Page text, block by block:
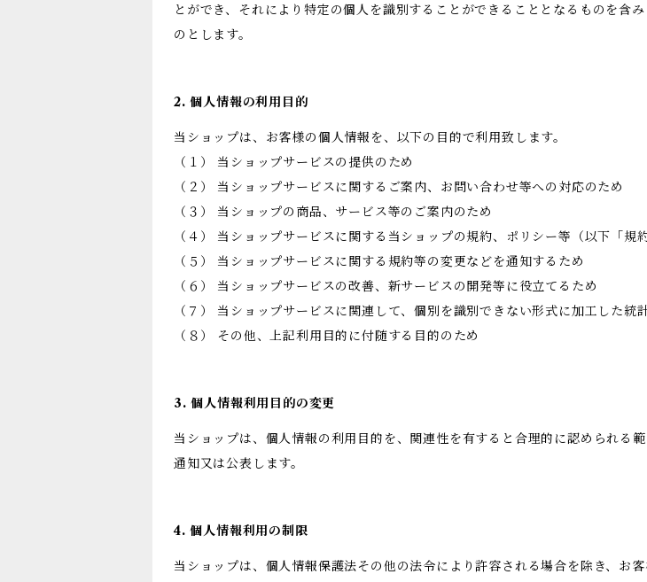
とができ、それにより特定の個人を識別することができることとなるものを含
のとします。
2. 個人情報の利用目的
当ショップは、お客様の個人情報を、以下の目的で利用致します。
（１） 当ショップサービスの提供のため
（２） 当ショップサービスに関するご案内、お問い合わせ等への対応のため
（３） 当ショップの商品、サービス等のご案内のため
（４） 当ショップサービスに関する当ショップの規約、ポリシー等（以下「
（５） 当ショップサービスに関する規約等の変更などを通知するため
（６） 当ショップサービスの改善、新サービスの開発等に役立てるため
（７） 当ショップサービスに関連して、個別を識別できない形式に加工した統
（８） その他、上記利用目的に付随する目的のため
3. 個人情報利用目的の変更
当ショップは、個人情報の利用目的を、関連性を有すると合理的に認められる
通知又は公表します。
4. 個人情報利用の制限
当ショップは、個人情報保護法その他の法令により許容される場合を除き、お